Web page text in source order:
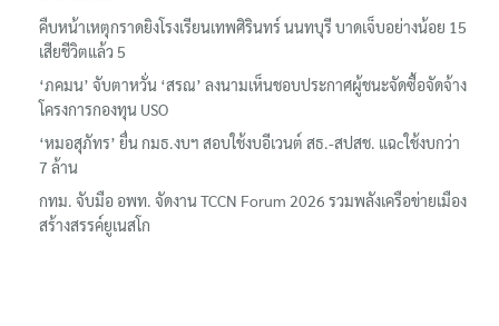
คืบหน้าเหตุกราดยิงโรงเรียนเทพศิรินทร์ นนทบุรี บาดเจ็บอย่างน้อย 15
เสียชีวิตแล้ว 5
‘ภคมน’ จับตาหวั่น ‘สรณ’ ลงนามเห็นชอบประกาศผู้ชนะจัดซื้อจัดจ้าง
โครงการกองทุน USO
‘หมอสุภัทร’ ยื่น กมธ.งบฯ สอบใช้งบอีเวนต์ สธ.-สปสช. แฉcใช้งบกว่า
7 ล้าน
กทม. จับมือ อพท. จัดงาน TCCN Forum 2026 รวมพลังเครือข่ายเมือง
สร้างสรรค์ยูเนสโก